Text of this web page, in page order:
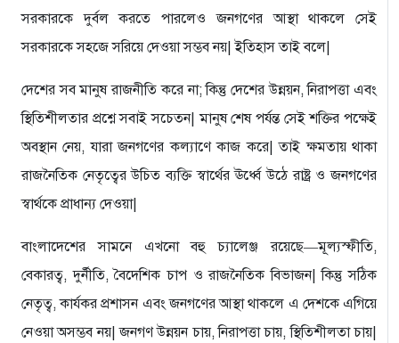
সরকারকে দুর্বল করতে পারলেও জনগণের আস্থা থাকলে সেই
সরকারকে সহজে সরিয়ে দেওয়া সম্ভব নয়| ইতিহাস তাই বলে|
দেশের সব মানুষ রাজনীতি করে না; কিন্তু দেশের উন্নয়ন, নিরাপত্তা এবং
স্থিতিশীলতার প্রশ্নে সবাই সচেতন| মানুষ শেষ পর্যন্ত সেই শক্তির পক্ষেই
অবস্থান নেয়, যারা জনগণের কল্যাণে কাজ করে| তাই ক্ষমতায় থাকা
রাজনৈতিক নেতৃত্বের উচিত ব্যক্তি স্বার্থের ঊর্ধ্বে উঠে রাষ্ট্র ও জনগণের
স্বার্থকে প্রাধান্য দেওয়া|
বাংলাদেশের সামনে এখনো বহু চ্যালেঞ্জ রয়েছে—মূল্যস্ফীতি,
বেকারত্ব, দুর্নীতি, বৈদেশিক চাপ ও রাজনৈতিক বিভাজন| কিন্তু সঠিক
নেতৃত্ব, কার্যকর প্রশাসন এবং জনগণের আস্থা থাকলে এ দেশকে এগিয়ে
নেওয়া অসম্ভব নয়| জনগণ উন্নয়ন চায়, নিরাপত্তা চায়, স্থিতিশীলতা চায়|